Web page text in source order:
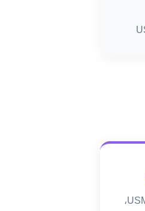
فشار روانی ناشی از آزمون‌های USMLE،